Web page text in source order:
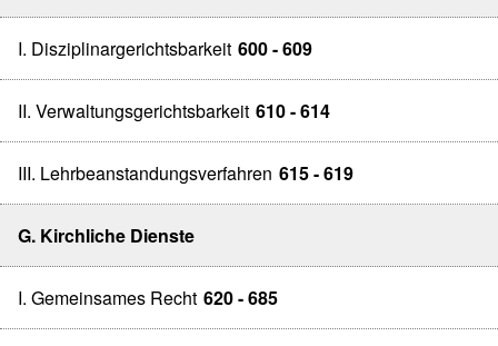
I. Disziplinargerichtsbarkeit 600 - 609
II. Verwaltungsgerichtsbarkeit 610 - 614
III. Lehrbeanstandungsverfahren 615 - 619
G. Kirchliche Dienste
I. Gemeinsames Recht 620 - 685